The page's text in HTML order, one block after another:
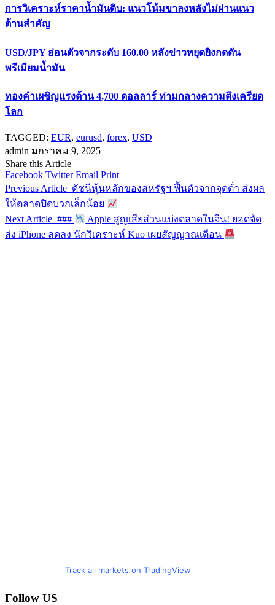
การวิเคราะห์ราคาน้ำมันดิบ: แนวโน้มขาลงหลังไม่ผ่านแนว
ต้านสำคัญ
USD/JPY อ่อนตัวจากระดับ 160.00 หลังข่าวหยุดยิงกดดัน
พรีเมียมน้ำมัน
ทองคำเผชิญแรงต้าน 4,700 ดอลลาร์ ท่ามกลางความตึงเครียด
โลก
TAGGED: EUR, eurusd, forex, USD
admin มกราคม 9, 2025
Share this Article
Facebook Twitter Email Print
Previous Article ดัชนีหุ้นหลักของสหรัฐฯ ฟื้นตัวจากจุดต่ำ ส่งผล
ให้ตลาดปิดบวกเล็กน้อย
Next Article ###
Apple สูญเสียส่วนแบ่งตลาดในจีน! ยอดจัด
ส่ง iPhone ลดลง นักวิเคราะห์ Kuo เผยสัญญาณเตือน
Track all markets on TradingView
Follow US